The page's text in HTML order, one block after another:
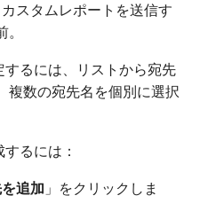
スタムレポートを送信す
するには、リストから宛先
複数の宛先名を個別に選択
るには：
追加 」をクリックしま